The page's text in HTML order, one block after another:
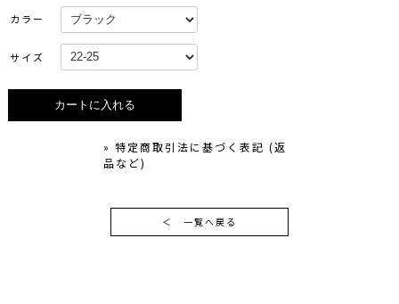
カラー
サイズ
» 特定商取引法に基づく表記 (返
品など)
＜ 一覧へ戻る